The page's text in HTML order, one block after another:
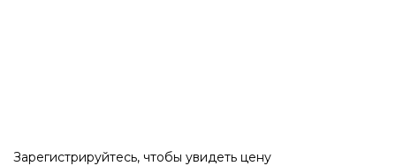
Зарегистрируйтесь, чтобы увидеть цену